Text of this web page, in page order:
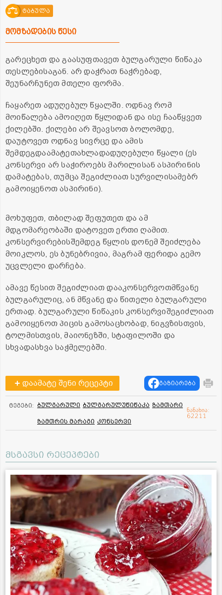
ტაბულა
მომზადების წესი
გარეცხეთ და გაასუფთავეთ ბულგარული წიწაკა
თესლებისაგან. არ დაჭრათ ნაჭრებად,
შეუნარჩუნეთ მთელი ფორმა.
ჩაყარეთ ადუღებულ წყალში. ოდნავ რომ
მოიწალება ამოიღეთ წყლიდან და ისე ჩააწყვეთ
ქილებში. ქილები არ შეავსოთ ბოლომდე,
დაუტოვეთ ოდნავ სივრცე და ამის
შემდეგდაამატეთახლადადუღებული წყალი (ეს
კონსერვი არ საჭიროებს მარილისან ასპირინის
დამატებას, თუმცა შეგიძლიათ სურვილისამებრ
გამოიყენოთ ასპირინი).
მოხუფეთ, თბილად შეფუთეთ და ამ
მდგომარეობაში დატოვეთ ერთი ღამით.
კონსერვირებისშემდეგ წყლის დონემ შეიძლება
მოიკლოს, ეს ბუნებრივია, მაგრამ ფერიდა გემო
უცვლელი დარჩება.
ამავე წესით შეგიძლიათ დააკონსერვოთმწვანე
ბულგარულიც, ან მწვანე და წითელი ბულგარული
ერთად. ბულგარული წიწაკის კონსერვიშეგიძლიათ
გამოიყენოთ პიცის გამოსაცხობად, ნიგვზისთვის,
ტოლმისთვის, მაიონეზში, სტაფილოში და
სხვადასხვა საჭმელებში.
დაამატე შენი რეცეპტი გაზიარება
ტეგები: ბულგარული ბულგარულუწიწაკა ზამთარი
ზამთრის მარაგი კონსერვი
ნანახია:
62211
მსგავსი რეცეპტები